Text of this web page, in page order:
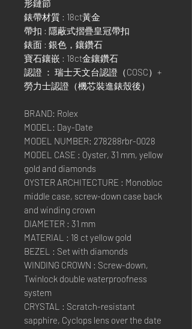
形鏈節
錶帶材質 : 18ct黃金
帶扣 : 隱蔽式摺疊皇冠帶扣
錶面 : 銀色，鑲鑽石
寶石鑲嵌 : 18ct金鑲鑽石
認證 ： 瑞士天文台認證（COSC）+
勞力士認證（機芯裝進錶殼後）
BRAND: Rolex
MODEL: Day-Date
MODEL NUMBER: 278288rbr-0028
MODEL CASE : Oyster, 31 mm, yellow
gold and diamonds
OYSTER ARCHITECTURE : Monobloc
middle case, screw-down case back
and winding crown
DIAMETER : 31 mm
MATERIAL : 18 ct yellow gold
BEZEL : Set with diamonds
WINDING CROWN : Screw-down,
Twinlock double waterproofness
system
CRYSTAL : Scratch-resistant
sapphire, Cyclops lens over the date